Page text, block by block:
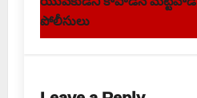
n
పోలీసులు